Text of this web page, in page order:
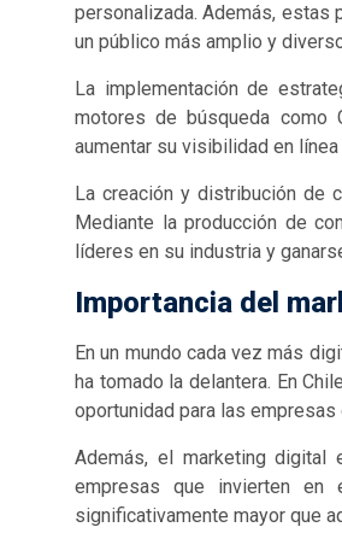
personalizada. Además, estas
un público más amplio y
La implementación de
motores de búsqueda como
aumentar su visibilidad en
La creación y distribución de
Mediante la producción de
líderes en su industria y
Importancia del
En un mundo cada vez más
ha tomado la delantera. En
oportunidad para las
Además, el marketing digital
empresas que invierten en
significativamente mayor que